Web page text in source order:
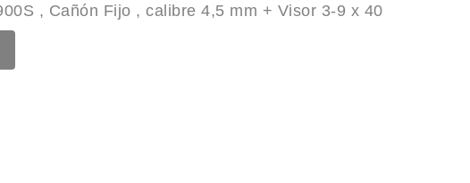
, Cañón Fijo , calibre 4,5 mm + Visor 3-9 x 40